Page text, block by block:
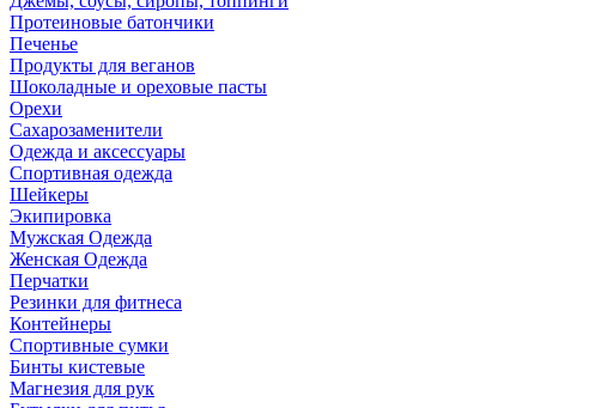
Протеиновые батончики
Печенье
Продукты для веганов
Шоколадные и ореховые пасты
Орехи
Сахарозаменители
Одежда и аксессуары
Спортивная одежда
Шейкеры
Экипировка
Мужская Одежда
Женская Одежда
Перчатки
Резинки для фитнеса
Контейнеры
Спортивные сумки
Бинты кистевые
Магнезия для рук